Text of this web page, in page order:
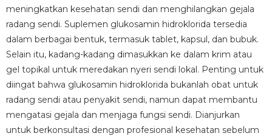
meningkatkan kesehatan sendi dan menghilangkan gejala
radang sendi. Suplemen glukosamin hidroklorida tersedia
dalam berbagai bentuk, termasuk tablet, kapsul, dan bubuk.
Selain itu, kadang-kadang dimasukkan ke dalam krim atau
gel topikal untuk meredakan nyeri sendi lokal. Penting untuk
diingat bahwa glukosamin hidroklorida bukanlah obat untuk
radang sendi atau penyakit sendi, namun dapat membantu
mengatasi gejala dan menjaga fungsi sendi. Dianjurkan
untuk berkonsultasi dengan profesional kesehatan sebelum